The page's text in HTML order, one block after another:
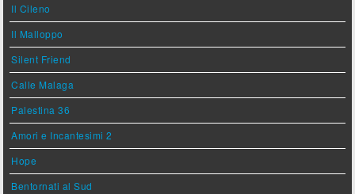
Il Cileno
Il Malloppo
Silent Friend
Calle Malaga
Palestina 36
Amori e Incantesimi 2
Hope
Bentornati al Sud